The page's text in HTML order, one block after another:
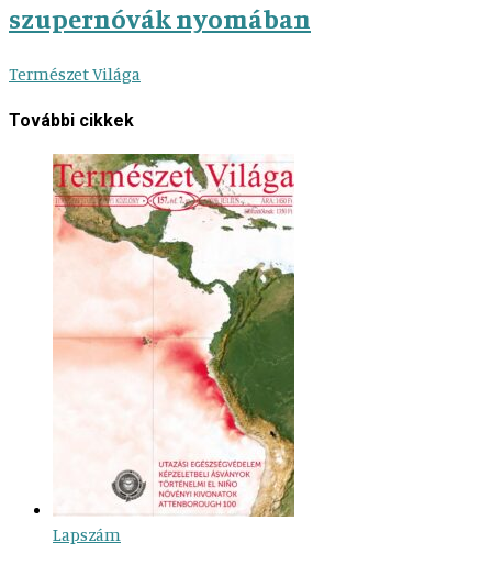
szupernóvák nyomában
Természet Világa
További cikkek
Lapszám